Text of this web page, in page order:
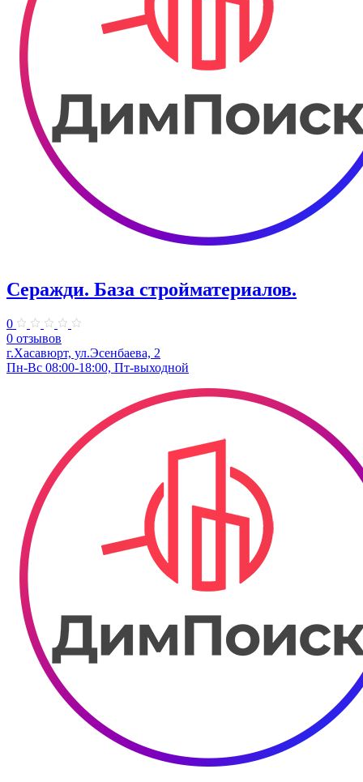
Серажди. ​База стройматериалов.
0
0 отзывов
г.Хасавюрт, ул.Эсенбаева, 2
Пн-Вс 08:00-18:00, Пт-выходной